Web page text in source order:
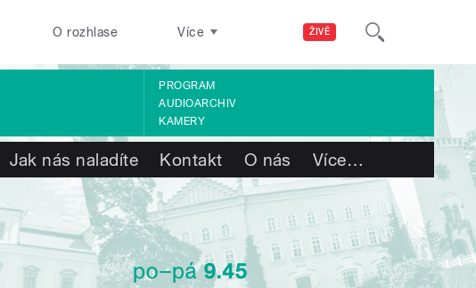
ŽIVĚ
O rozhlase Více
PROGRAM
AUDIOARCHIV
KAMERY
Jak nás naladíte Kontakt O nás Více…